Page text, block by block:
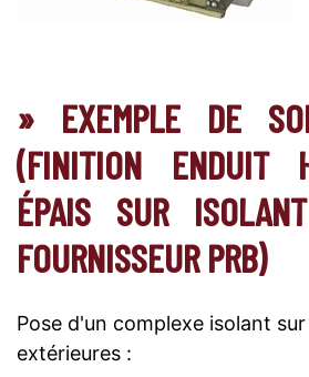
» EXEMPLE DE
(FINITION ENDUIT
ÉPAIS SUR
FOURNISSEUR PRB)
Pose d'un complexe isolant
extérieures :